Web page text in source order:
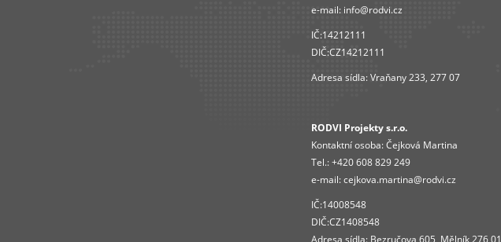
e-mail: info@rodvi.cz
IČ:14212111
DIČ:CZ14212111
Adresa sídla: Vraňany 233, 277 07
RODVI Projekty s.r.o.
Kontaktní osoba:Čejková Martina
Tel.:+420 608 829 249
e-mail:cejkova.martina@rodvi.cz
IČ:14008548
DIČ:CZ1408548
Adresa sídla: Bezručova 605, Mělník 276 01